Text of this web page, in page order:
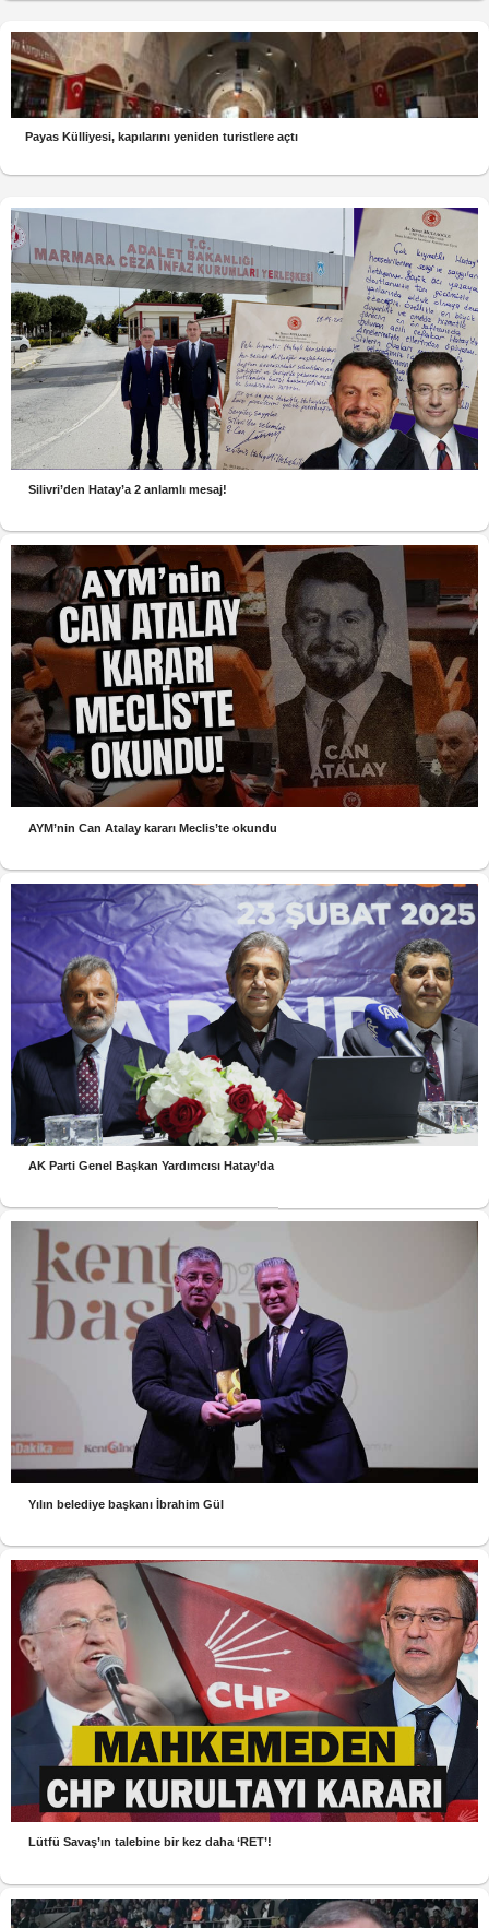
Payas Külliyesi, kapılarını yeniden turistlere açtı
Silivri’den Hatay’a 2 anlamlı mesaj!
AYM’nin Can Atalay kararı Meclis’te okundu
AK Parti Genel Başkan Yardımcısı Hatay’da
Yılın belediye başkanı İbrahim Gül
Lütfü Savaş’ın talebine bir kez daha ‘RET’!